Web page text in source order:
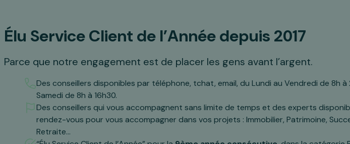
Élu Service Client de l’Année depuis 2017
Parce que notre engagement est de placer les gens avant l’argent.
Des conseillers disponibles par téléphone, tchat, email, du Lundi au Vendredi de 8h à
Samedi de 8h à 16h30.
Des conseillers qui vous accompagnent sans limite de temps et des experts
rendez-vous pour vous accompagner dans vos projets : Immobilier, Patrimoine,
Retraite…